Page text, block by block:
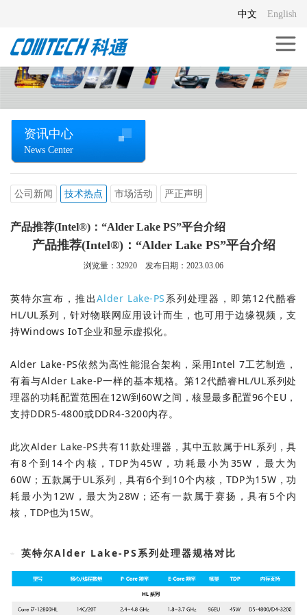
English
中文
资讯中心
News Center
公司新闻 技术热点 市场活动 严正声明
产品推荐(Intel®)：“Alder Lake PS”平台介绍
产品推荐(Intel®)：“Alder Lake PS”平台介绍
浏览量： 32920 发布日期：2023.03.06
英特尔宣布，推出Alder Lake-PS 系列处理器，即第12代酷睿
HL/UL系列，针对物联网应用设计而生，也可用于边缘视频，支
持Windows IoT企业和显示虚拟化。
Alder Lake-PS依然为高性能混合架构，采用Intel 7工艺制造，
有着与Alder Lake-P一样的基本规格。第12代酷睿HL/UL系列处
理器的功耗配置范围在12W到60W之间，核显最多配置96个EU，
支持DDR5-4800或DDR4-3200内存。
此次Alder Lake-PS共有11款处理器，其中五款属于HL系列，具
有8个到14个内核，TDP为45W，功耗最小为35W，最大为
60W；五款属于UL系列，具有6个到10个内核，TDP为15W，功
耗最小为12W，最大为28W；还有一款属于赛扬，具有5个内
核，TDP也为15W。
英特尔Alder Lake-PS系列处理器规格对比